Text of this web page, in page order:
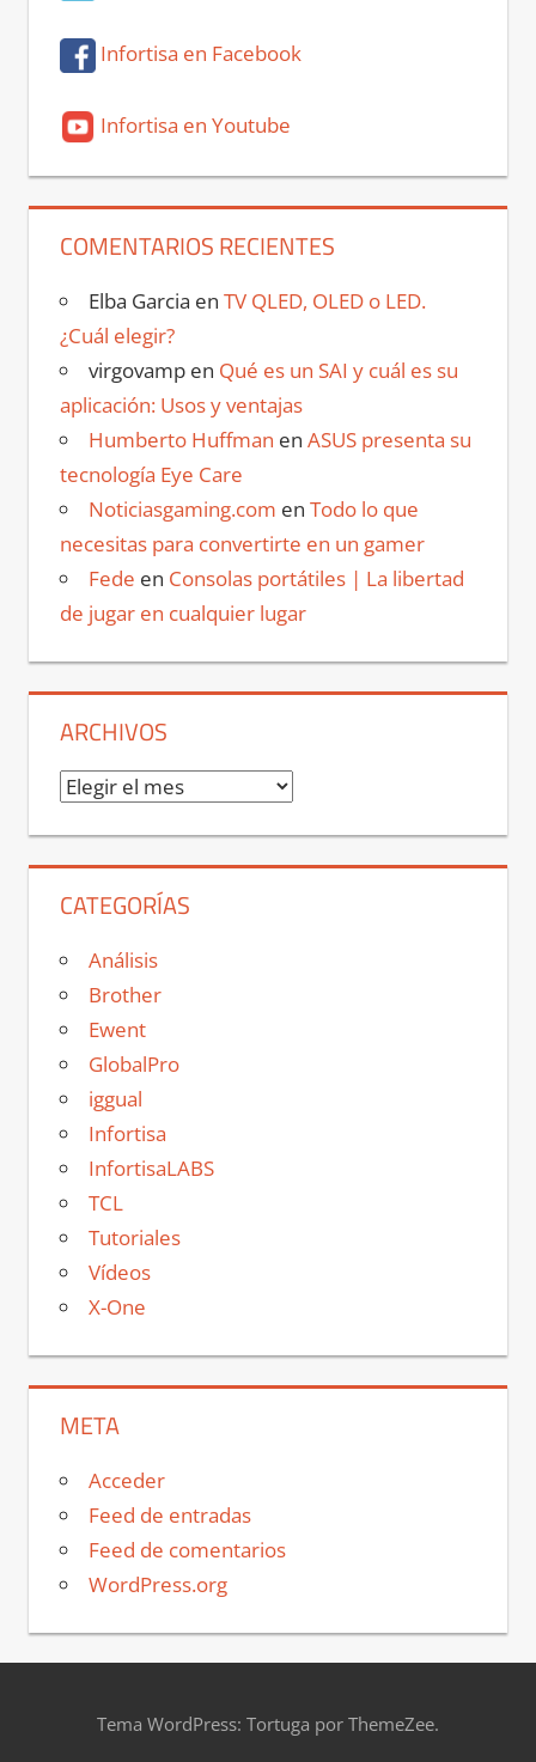
Infortisa en Facebook
Infortisa en Youtube
COMENTARIOS RECIENTES
Elba Garcia en TV QLED, OLED o LED.
¿Cuál elegir?
virgovampen Qué es un SAI y cuál es su
aplicación: Usos y ventajas
Humberto Huffman en ASUS presenta su
tecnología Eye Care
Noticiasgaming.com en Todo lo que
necesitas para convertirte en un gamer
Fede en Consolas portátiles | La libertad
de jugar en cualquier lugar
ARCHIVOS
Archivos
CATEGORÍAS
Análisis
Brother
Ewent
GlobalPro
iggual
Infortisa
InfortisaLABS
TCL
Tutoriales
Vídeos
X-One
META
Acceder
Feed de entradas
Feed de comentarios
WordPress.org
Tema WordPress: Tortuga por ThemeZee.